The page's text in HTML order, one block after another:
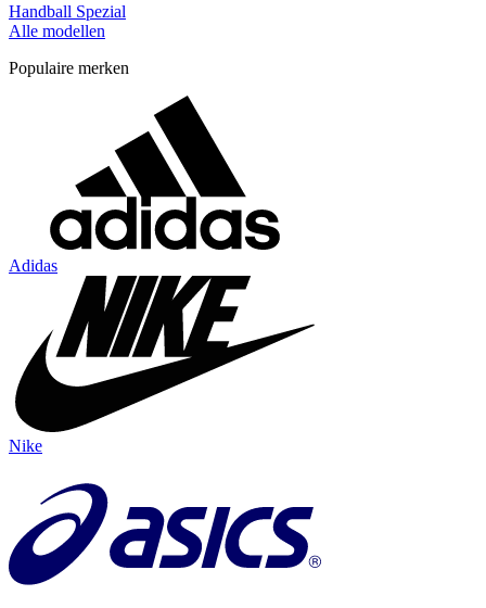
Handball Spezial
Alle modellen
Populaire merken
Adidas
Nike